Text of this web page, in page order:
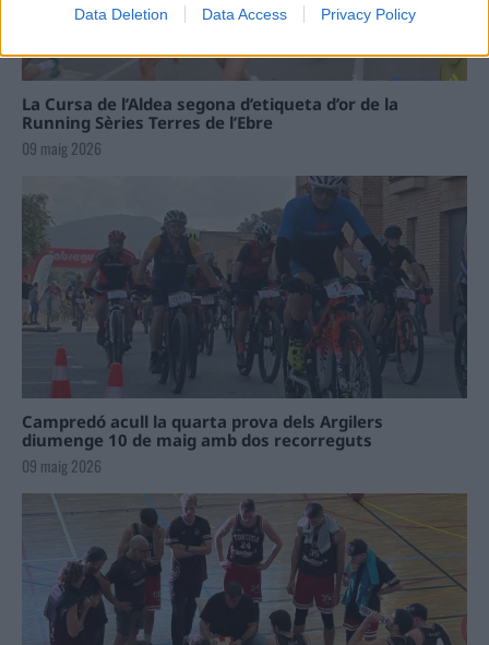
Data Deletion Data Access Privacy Policy
La Cursa de l’Aldea segona d’etiqueta d’or de la
Running Sèries Terres de l’Ebre
09 maig 2026
Campredó acull la quarta prova dels Argilers
diumenge 10 de maig amb dos recorreguts
09 maig 2026